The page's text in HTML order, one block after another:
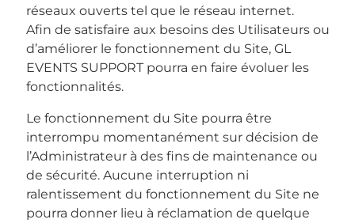
réseaux ouverts tel que le réseau internet.
Afin de satisfaire aux besoins des Utilisateurs ou
d’améliorer le fonctionnement du Site, GL
EVENTS SUPPORT pourra en faire évoluer les
fonctionnalités.
Le fonctionnement du Site pourra être
interrompu momentanément sur décision de
l’Administrateur à des fins de maintenance ou
de sécurité. Aucune interruption ni
ralentissement du fonctionnement du Site ne
pourra donner lieu à réclamation de quelque